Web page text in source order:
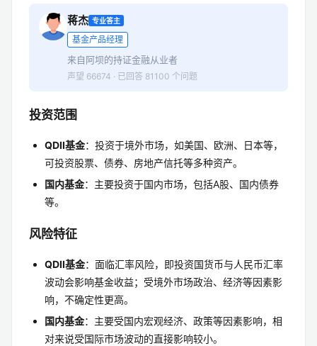
蒋杰 专业答主
基金产品经理
来自阿坝的持证金融从业者
声望 66674 · 已回答 81100 个问题
投资范围
QDII基金：投资于境外市场，如美国、欧洲、日本等，
可投资股票、债券、房地产信托等多种资产。
国内基金：主要投资于国内市场，包括A股、国内债券
等。
风险特征
QDII基金：面临汇率风险，即投资国货币与人民币汇率
波动会影响基金收益；受境外市场政治、经济等因素影
响，不确定性更高。
国内基金：主要受国内宏观经济、政策等因素影响，相
对来说受国际市场波动的直接影响较小。